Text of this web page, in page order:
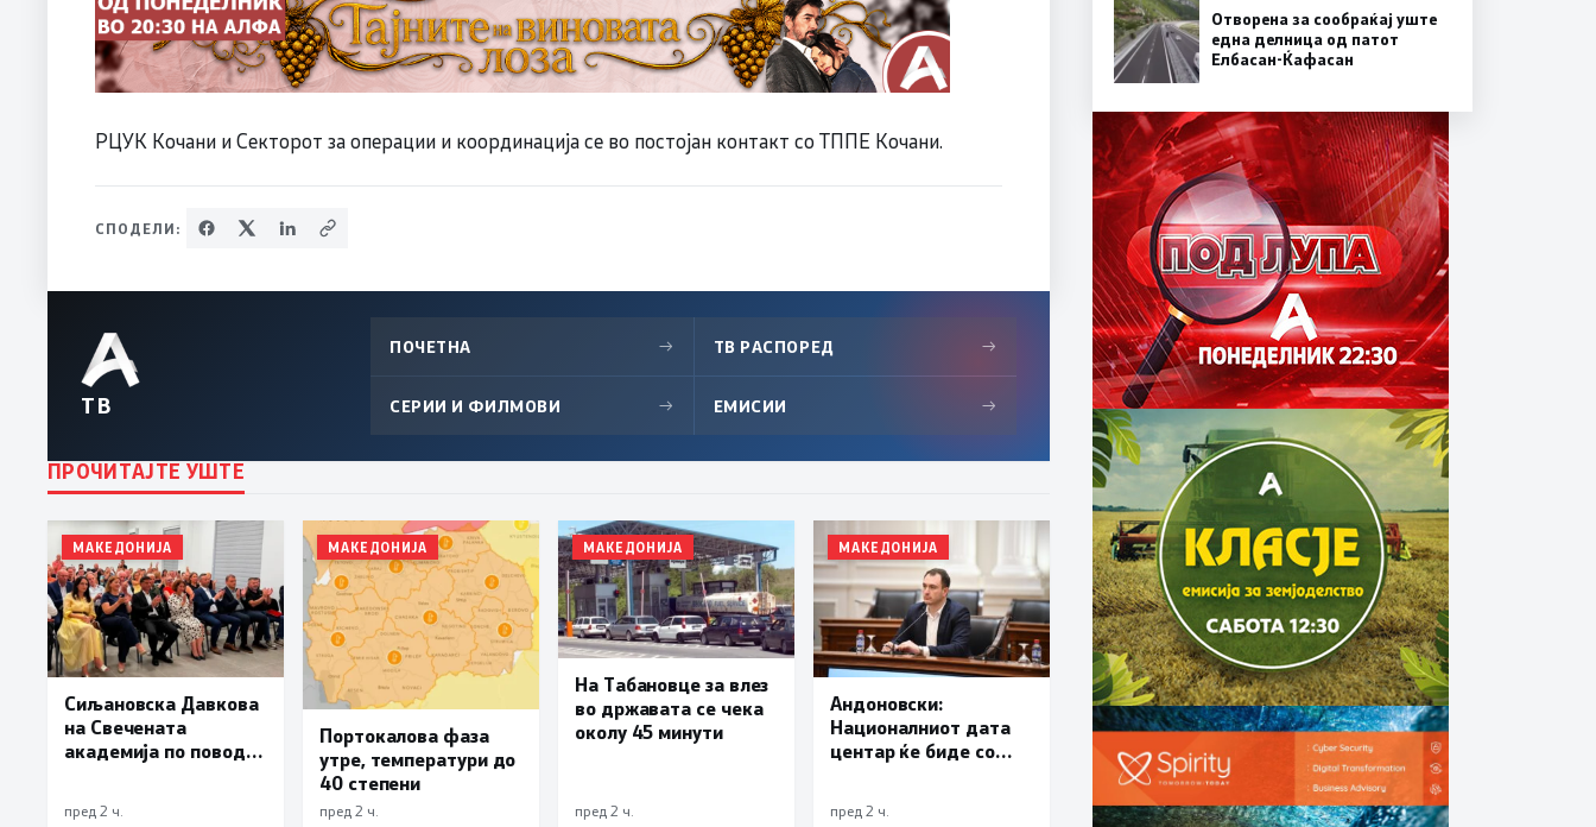
РЦУК Кочани и Секторот за операции и координација се во постојан контакт со ТППЕ Кочани.
СПОДЕЛИ:
ТВ
ПОЧЕТНА → ТВ РАСПОРЕД →
СЕРИИ И ФИЛМОВИ → ЕМИСИИ →
ПРОЧИТАЈТЕ УШТЕ
МАКЕДОНИЈА
Сиљановска Давкова
на Свечената
академија по повод
пред 2 ч.
МАКЕДОНИЈА
Портокалова фаза
утре, температури до
40 степени
пред 2 ч.
МАКЕДОНИЈА
На Табановце за влез
во државата се чека
околу 45 минути
пред 2 ч.
МАКЕДОНИЈА
Андоновски:
Националниот дата
центар ќе биде со
пред 2 ч.
Отворена за сообраќај уште
една делница од патот
Елбасан-Ќафасан